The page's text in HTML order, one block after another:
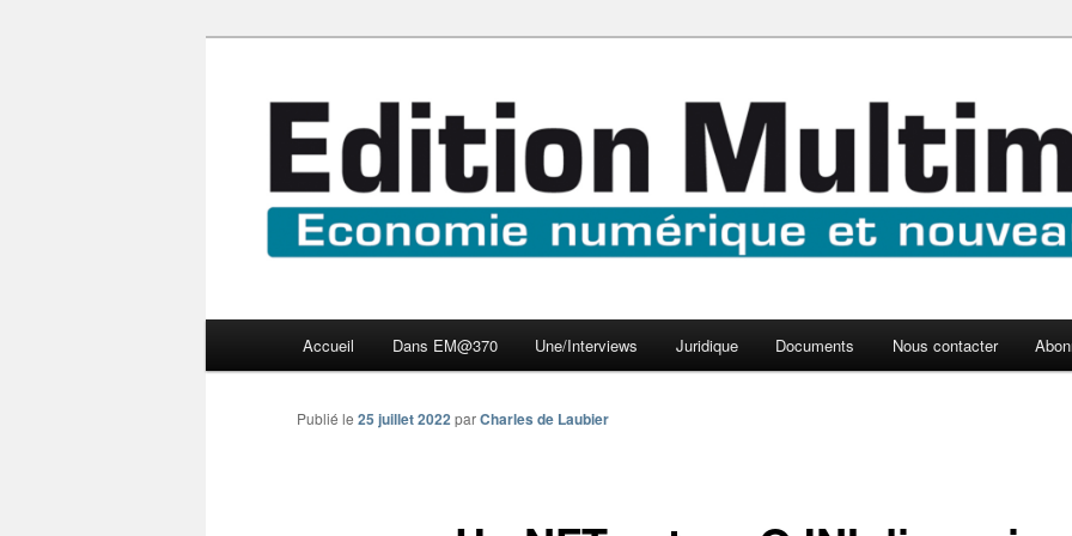
Edition Multimédi@
Accueil Dans EM@370 Une/Interviews Juridique Documents Nous contacter
Publié le 25 juillet 2022parCharles de Laubier